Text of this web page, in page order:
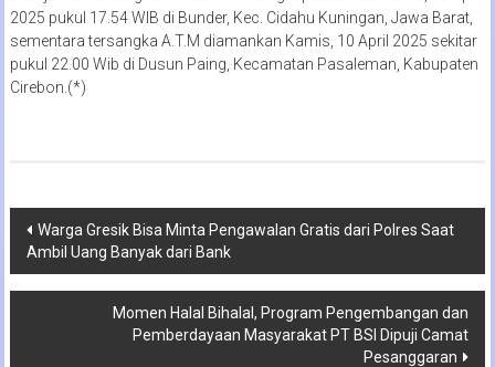
2025 pukul 17.54 WIB di Bunder, Kec. Cidahu Kuningan, Jawa Barat,
sementara tersangka A.T.M diamankan Kamis, 10 April 2025 sekitar
pukul 22.00 Wib di Dusun Paing, Kecamatan Pasaleman, Kabupaten
Cirebon.(*)
Navigasi
pos
Warga Gresik Bisa Minta Pengawalan Gratis dari Polres Saat
Ambil Uang Banyak dari Bank
Momen Halal Bihalal, Program Pengembangan dan
Pemberdayaan Masyarakat PT BSI Dipuji Camat
Pesanggaran